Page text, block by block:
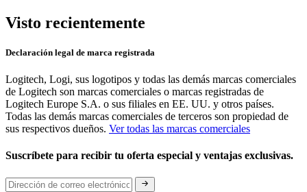
Visto recientemente
Declaración legal de marca registrada
Logitech, Logi, sus logotipos y todas las demás marcas comerciales
de Logitech son marcas comerciales o marcas registradas de
Logitech Europe S.A. o sus filiales en EE. UU. y otros países.
Todas las demás marcas comerciales de terceros son propiedad de
sus respectivos dueños. Ver todas las marcas comerciales
Suscríbete para recibir tu oferta especial y ventajas exclusivas.